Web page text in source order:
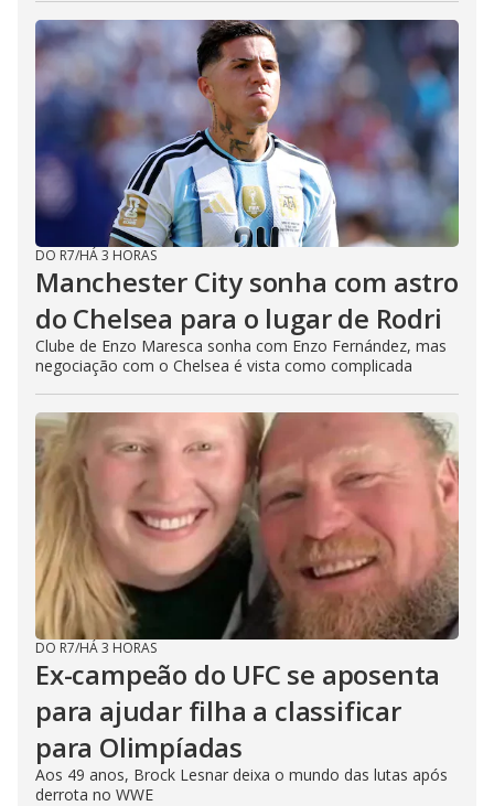
DO R7/HÁ 3 HORAS
Manchester City sonha com astro
do Chelsea para o lugar de Rodri
Clube de Enzo Maresca sonha com Enzo Fernández, mas
negociação com o Chelsea é vista como complicada
DO R7/HÁ 3 HORAS
Ex-campeão do UFC se aposenta
para ajudar filha a classificar
para Olimpíadas
Aos 49 anos, Brock Lesnar deixa o mundo das lutas após
derrota no WWE